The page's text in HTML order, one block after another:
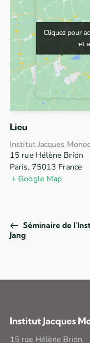
Lieu
Institut Jacques
15 rue Hélène Brion
Paris, 75013 France
+ Google Map
Cliquez pour
et
Cliquez pour
et
Séminaire de
Jang
Institut Jacques
15 rue Hélène Brion